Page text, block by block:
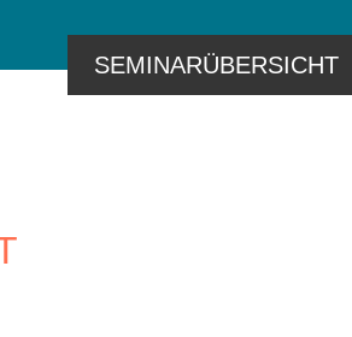
SEMINARÜBERSICHT